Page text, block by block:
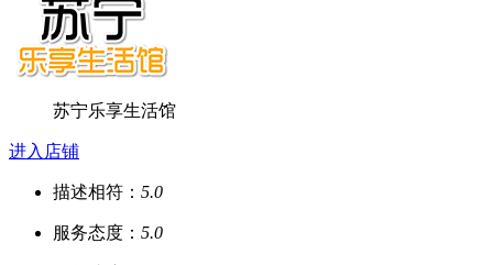
苏宁乐享生活馆
进入店铺
描述相符： 5.0
服务态度： 5.0